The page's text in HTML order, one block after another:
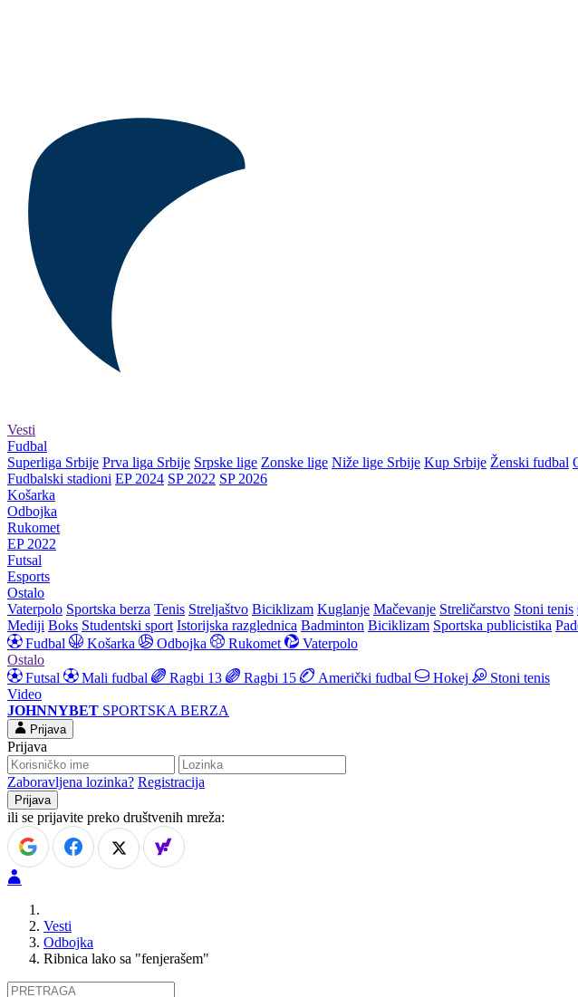
Vesti
Fudbal
Superliga Srbije Prva liga Srbije Srpske lige Zonske lige Niže lige Srbije Kup Srbije Ženski fudbal
Fudbalski stadioni EP 2024 SP 2022 SP 2026
Košarka
Odbojka
Rukomet
EP 2022
Futsal
Esports
Ostalo
Vaterpolo Sportska berza Tenis Streljaštvo Biciklizam Kuglanje Mačevanje Streličarstvo Stoni tenis
Mediji Boks Studentski sport Istorijska razglednica Badminton Biciklizam Sportska publicistika
Fudbal
Košarka Odbojka Rukomet
Vaterpolo
Ostalo
Futsal
Mali fudbal Ragbi 13 Ragbi 15 Američki fudbal Hokej
Stoni tenis
Video
JOHNNYBET SPORTSKA BERZA
Prijava
Prijava
Zaboravljena lozinka? Registracija
ili se prijavite preko društvenih mreža:
Vesti
Odbojka
Ribnica lako sa "fenjerašem"